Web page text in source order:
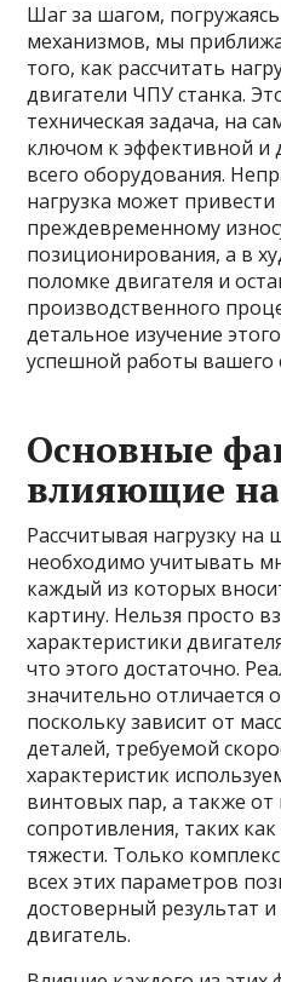
Шаг за шагом,
механизмов, мы
того, как рассчитать
двигатели ЧПУ станка.
техническая задача, на
ключом к эффективной и
всего оборудования.
нагрузка может привести
преждевременному
позиционирования, а в
поломке двигателя и
производственного
детальное изучение
успешной работы вашего
Основные
влияющие на
Рассчитывая нагрузку на
необходимо учитывать
каждый из которых
картину. Нельзя просто
характеристики
что этого достаточно.
значительно отличается
поскольку зависит от
деталей, требуемой
характеристик
винтовых пар, а также
сопротивления, таких
тяжести. Только
всех этих параметров
достоверный результат
двигатель.